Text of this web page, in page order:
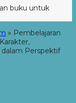
buku untuk
» Pembelajaran
dalam Perspektif